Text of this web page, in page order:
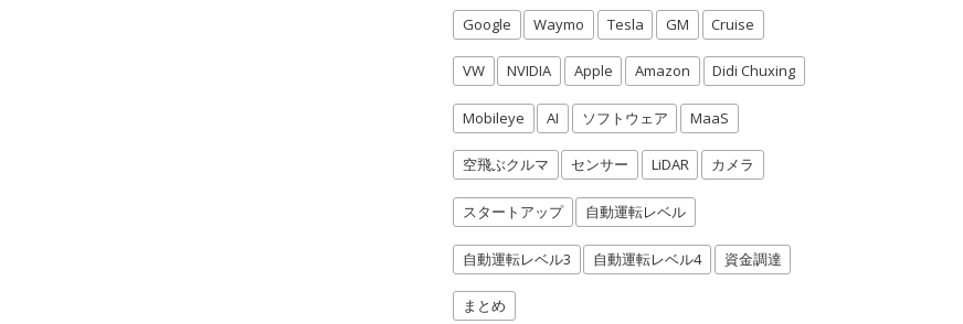
Google Waymo Tesla GM Cruise
VW NVIDIA Apple Amazon Didi Chuxing
Mobileye AI ソフトウェア MaaS
空飛ぶクルマ センサー LiDAR カメラ
スタートアップ 自動運転レベル
自動運転レベル3 自動運転レベル4 資金調達
まとめ